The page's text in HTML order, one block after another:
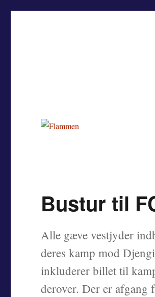
Bustur til
Alle gæve vestjyder
deres kamp mod
inkluderer billet til
derover. Der er